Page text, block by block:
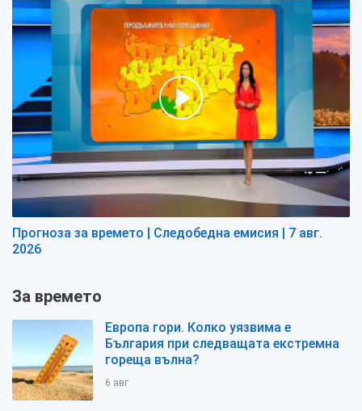
Прогноза за времето | Следобедна емисия | 7 авг.
2026
За времето
Европа гори. Колко уязвима е
България при следващата екстремна
гореща вълна?
6 авг